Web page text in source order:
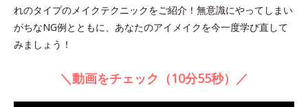
れのタイプのメイクテクニックをご紹介！無意識にやってしまい
がちなNG例とともに、あなたのアイメイクを今一度学び直して
みましょう！
＼動画をチェック（10分55秒）／